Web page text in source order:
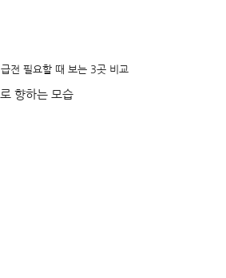
전 필요할 때 보는 3곳 비교